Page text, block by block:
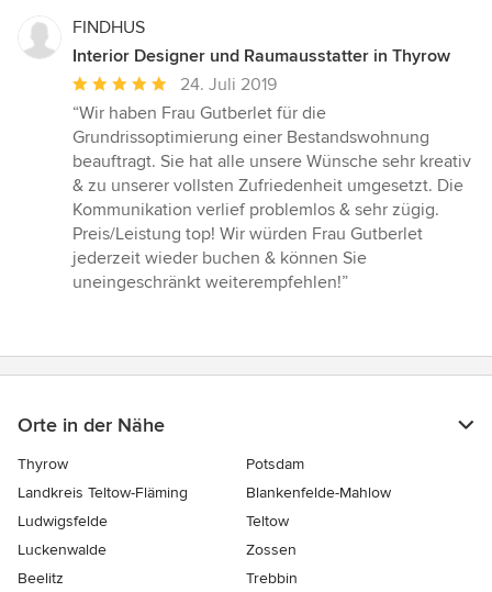
FINDHUS
Interior Designer und Raumausstatter in Thyrow
Durchschnittliche
Bewertung:
5
von
5
Sternen
24. Juli 2019
“Wir haben Frau Gutberlet für die
Grundrissoptimierung einer Bestandswohnung
beauftragt. Sie hat alle unsere Wünsche sehr kreativ
& zu unserer vollsten Zufriedenheit umgesetzt. Die
Kommunikation verlief problemlos & sehr zügig.
Preis/Leistung top! Wir würden Frau Gutberlet
jederzeit wieder buchen & können Sie
uneingeschränkt weiterempfehlen!”
Orte in der Nähe
Thyrow
Potsdam
Landkreis Teltow-Fläming
Blankenfelde-Mahlow
Ludwigsfelde
Teltow
Luckenwalde
Zossen
Beelitz
Trebbin